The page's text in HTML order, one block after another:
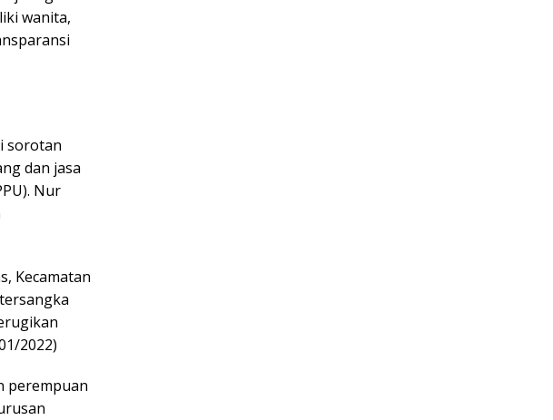
wanita,
sorotan
dan jasa
Nur
Kecamatan
2022)
perempuan